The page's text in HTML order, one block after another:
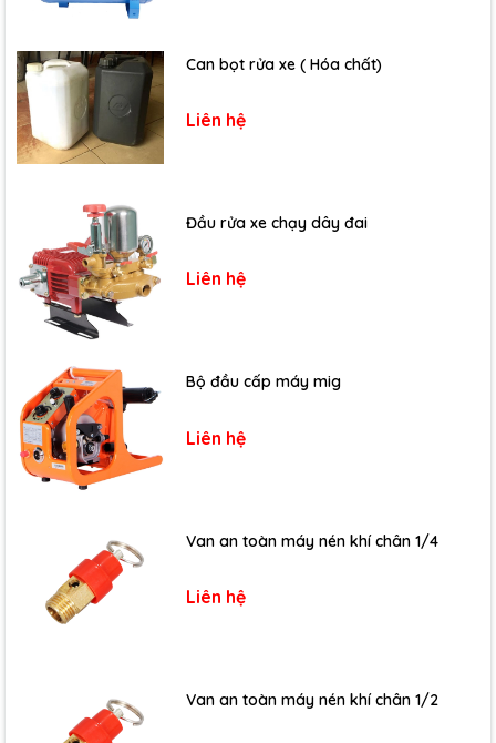
Can bọt rửa xe ( Hóa chất)
Liên hệ
Đầu rửa xe chạy dây đai
Liên hệ
Bộ đầu cấp máy mig
Liên hệ
Van an toàn máy nén khí chân 1/4
Liên hệ
Van an toàn máy nén khí chân 1/2